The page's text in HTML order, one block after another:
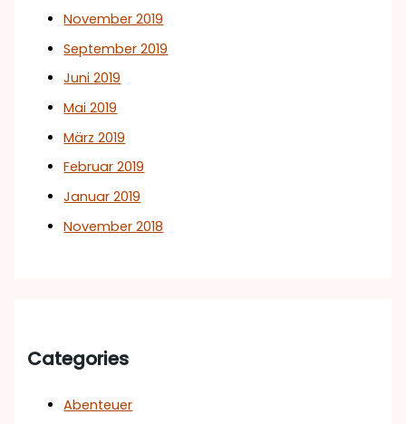
November 2019
September 2019
Juni 2019
Mai 2019
März 2019
Februar 2019
Januar 2019
November 2018
Categories
Abenteuer